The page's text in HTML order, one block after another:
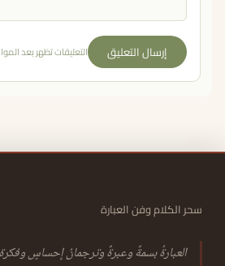
إرسال التعليق التعليقات تظهر بعد
سحر الكلام وفن العبارة
العبارةُ بسمةٌ وعبرةٌ وترجمانُ إحساسٍ